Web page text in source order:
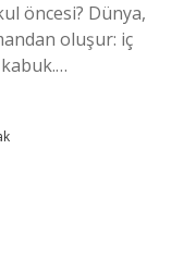
öncesi? Dünya,
oluşur: iç